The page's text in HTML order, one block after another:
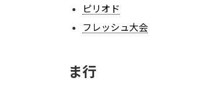
ピリオド
フレッシュ大会
ま行